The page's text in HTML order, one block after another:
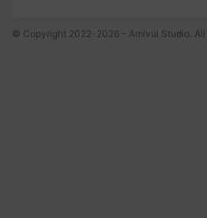
© Copyright 2022-2026 - Amivui Studio. All